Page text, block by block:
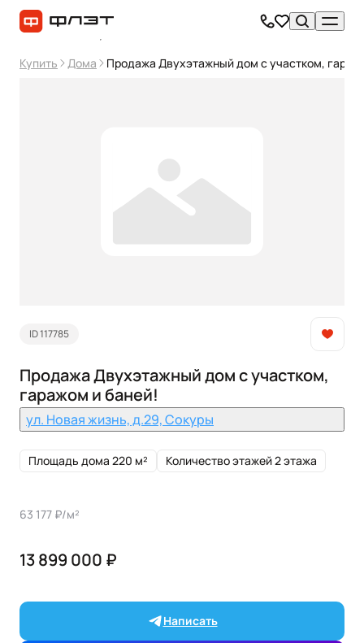
Купить Дома Продажа Двухэтажный дом с участком,
ID 117785
Продажа Двухэтажный дом с участком,
гаражом и баней!
ул. Новая жизнь, д.29, Сокуры
Площадь дома 220 м² Количество этажей 2 этажа
63 177 ₽/м²
13 899 000 ₽
Написать